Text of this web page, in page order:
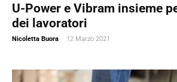
U-Power e Vibram insieme
dei lavoratori
Nicoletta Buora - 12 Marzo 2021